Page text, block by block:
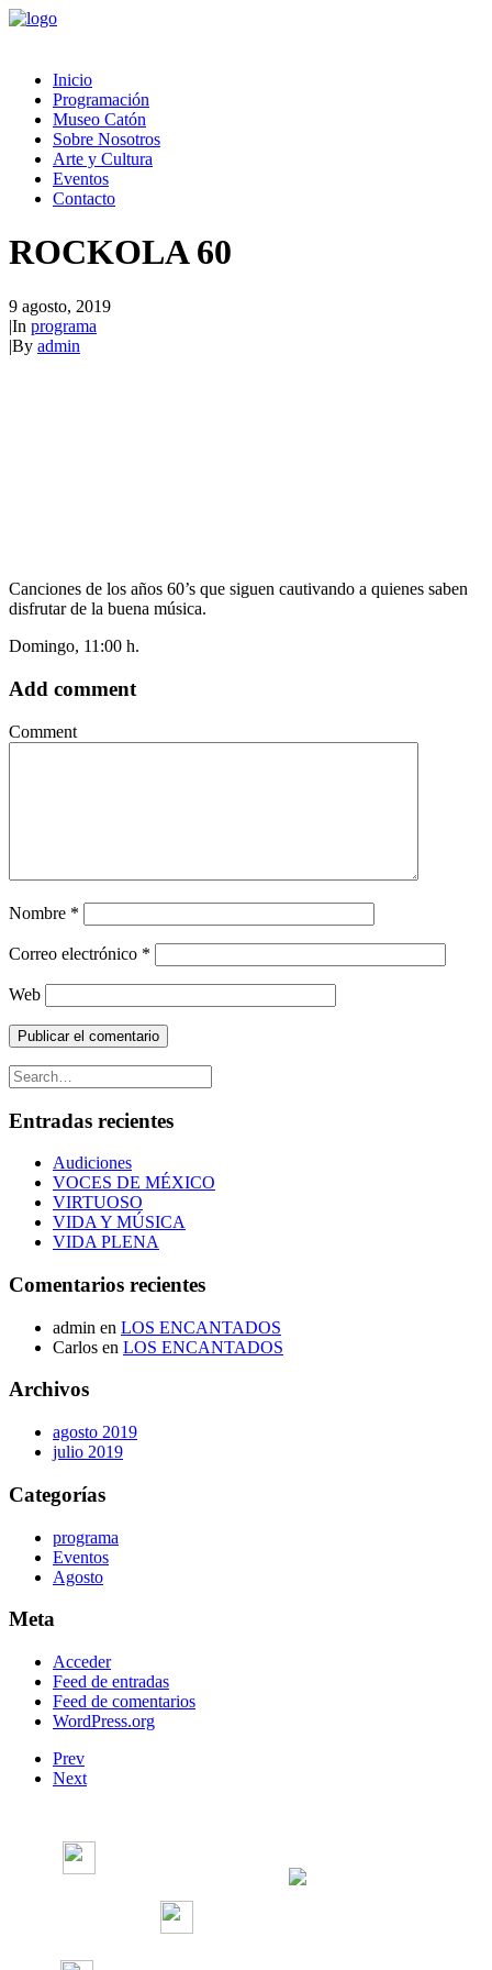
Inicio
Programación
Museo Catón
Sobre Nosotros
Arte y Cultura
Eventos
Contacto
ROCKOLA 60
9 agosto, 2019
|In programa
|By admin
Canciones de los años 60’s que siguen cautivando a quienes saben
disfrutar de la buena música.
Domingo, 11:00 h.
Add comment
Comment
Nombre *
Correo electrónico *
Web
Entradas recientes
Audiciones
VOCES DE MÉXICO
VIRTUOSO
VIDA Y MÚSICA
VIDA PLENA
Comentarios recientes
admin en LOS ENCANTADOS
Carlos en LOS ENCANTADOS
Archivos
agosto 2019
julio 2019
Categorías
programa
Eventos
Agosto
Meta
Acceder
Feed de entradas
Feed de comentarios
WordPress.org
Prev
Next